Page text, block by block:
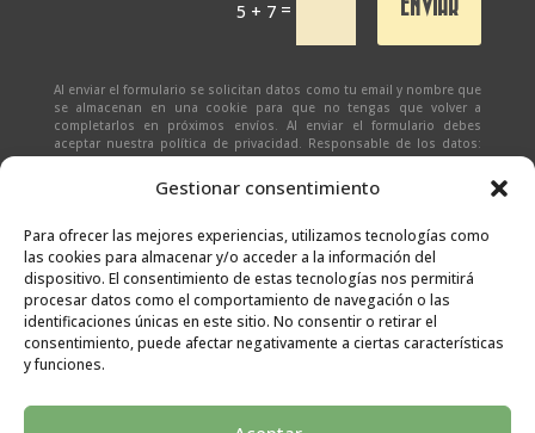
Gestionar consentimiento
Para ofrecer las mejores experiencias, utilizamos tecnologías como
las cookies para almacenar y/o acceder a la información del
dispositivo. El consentimiento de estas tecnologías nos permitirá
procesar datos como el comportamiento de navegación o las
identificaciones únicas en este sitio. No consentir o retirar el
consentimiento, puede afectar negativamente a ciertas características
y funciones.
5 + 7 = ENVIAR
Al enviar el formulario se solicitan datos como tu email y nombre que
se almacenan en una cookie para que no tengas que volver a
completarlos en próximos envíos. Al enviar el formulario debes
aceptar nuestra política de privacidad. Responsable de los datos:
Ivan Zabalza | Finalidad: responder a solicitudes del formulario |
Legitimación: Tu consentimiento expreso | Destinatario:
(datos almacenados sólo en cliente email) | Derechos: Tienes
y olvido de tus datos.